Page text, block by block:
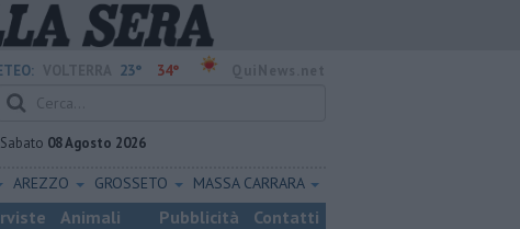
23° 34°
Sabato 08 Agosto 2026
AREZZO GROSSETO MASSA CARRARA
Animali Pubblicità Contatti